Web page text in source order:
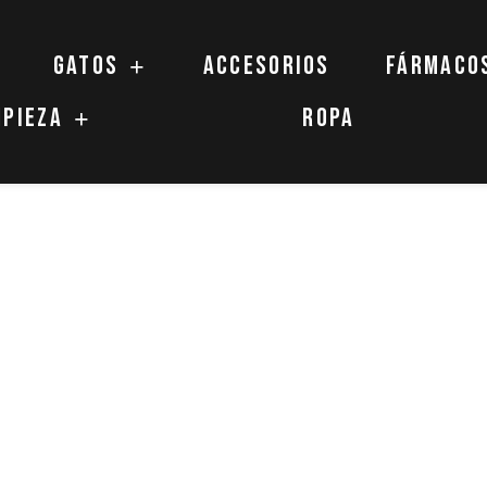
Gatos Accesorios
Ropa